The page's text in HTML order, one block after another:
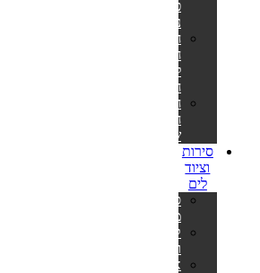
פילטר
נייר
חלקי
חילוף
למשאבות
חול
חלקי
חילוף
שונים
סירות
וציוד
לים
סירות
מתנפחות
קיאקים
וסאפים
אביזרים